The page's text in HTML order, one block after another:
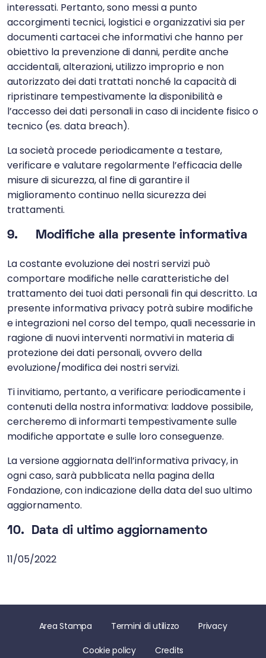
interessati. Pertanto, sono messi a punto
accorgimenti tecnici, logistici e organizzativi sia per
documenti cartacei che informativi che hanno per
obiettivo la prevenzione di danni, perdite anche
accidentali, alterazioni, utilizzo improprio e non
autorizzato dei dati trattati nonché la capacità di
ripristinare tempestivamente la disponibilità e
l’accesso dei dati personali in caso di incidente fisico o
tecnico (es. data breach).
La società procede periodicamente a testare,
verificare e valutare regolarmente l’efficacia delle
misure di sicurezza, al fine di garantire il
miglioramento continuo nella sicurezza dei
trattamenti.
9. Modifiche alla presente informativa
La costante evoluzione dei nostri servizi può
comportare modifiche nelle caratteristiche del
trattamento dei tuoi dati personali fin qui descritto. La
presente informativa privacy potrà subire modifiche
e integrazioni nel corso del tempo, quali necessarie in
ragione di nuovi interventi normativi in materia di
protezione dei dati personali, ovvero della
evoluzione/modifica dei nostri servizi.
Ti invitiamo, pertanto, a verificare periodicamente i
contenuti della nostra informativa: laddove possibile,
cercheremo di informarti tempestivamente sulle
modifiche apportate e sulle loro conseguenze.
La versione aggiornata dell’informativa privacy, in
ogni caso, sarà pubblicata nella pagina della
Fondazione, con indicazione della data del suo ultimo
aggiornamento.
10. Data di ultimo aggiornamento
11/05/2022
Area Stampa Termini di utilizzo Privacy
Cookie policy Credits